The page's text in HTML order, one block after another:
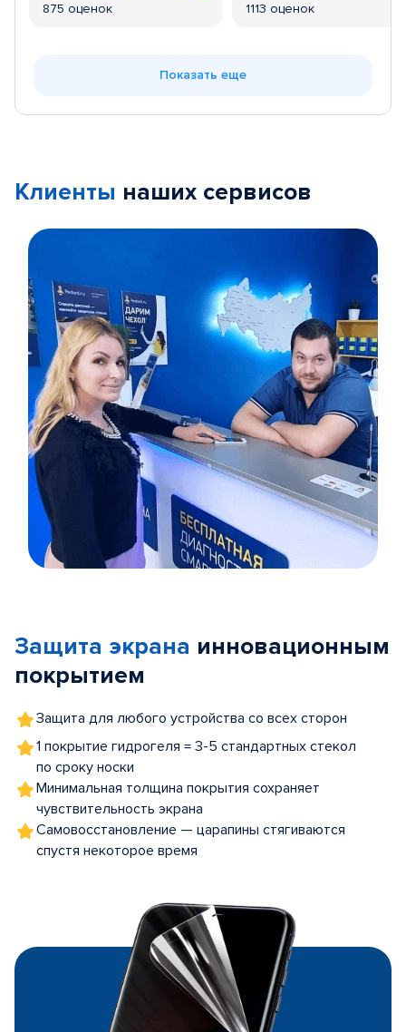
875 оценок 1113 оценок
Показать еще
Клиенты наших сервисов
5
Защита экрана инновационным
покрытием
Защита для любого устройства со всех сторон
1 покрытие гидрогеля = 3-5 стандартных стекол
по сроку носки
Минимальная толщина покрытия сохраняет
чувствительность экрана
Самовосстановление — царапины стягиваются
спустя некоторое время